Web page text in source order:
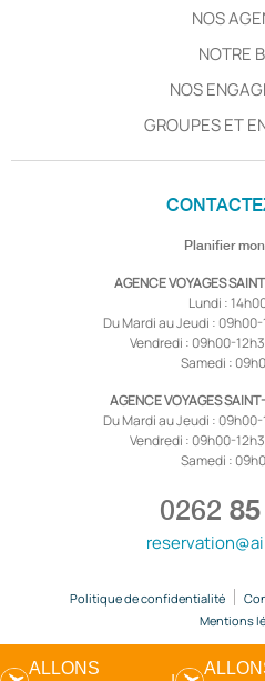
NOS
NOTRE
NOS
GROUPES ET
Planifier
AGENCE VOYAGES
Lundi :
Du Mardi au Jeudi :
Vendredi : 09h00-
Samedi :
AGENCE VOYAGES
Du Mardi au Jeudi :
Vendredi : 09h00-
Samedi :
0262
Politique de confidentialité
Mentions
ALLONS